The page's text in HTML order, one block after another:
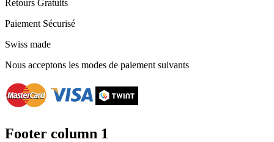
Retours Gratuits
Paiement Sécurisé
Swiss made
Nous acceptons les modes de paiement suivants
Footer column 1